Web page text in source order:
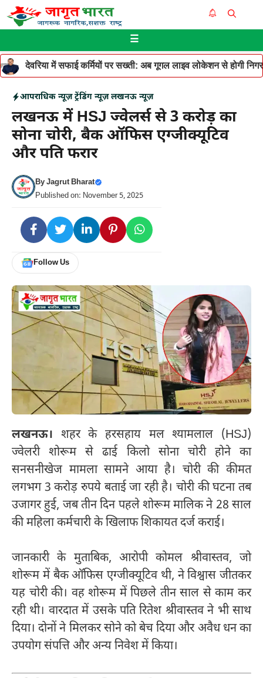
Skip
to
☰
देवरिया में सफाई कर्मियों पर सख्ती: अब गूगल लाइव लोकेशन से होगी
आपराधिक न्यूज़ ट्रेंडिंग न्यूज़ लखनऊ न्यूज़
लखनऊ में HSJ ज्वेलर्स से 3 करोड़ का
सोना चोरी, बैक ऑफिस एग्जीक्यूटिव
और पति फरार
ByJagrut Bharat
Published on: November 5, 2025
Follow Us
लखनऊ। शहर के हरसहाय मल श्यामलाल (HSJ)
ज्वेलरी शोरूम से ढाई किलो सोना चोरी होने का
सनसनीखेज मामला सामने आया है। चोरी की कीमत
लगभग 3 करोड़ रुपये बताई जा रही है। चोरी की घटना तब
उजागर हुई, जब तीन दिन पहले शोरूम मालिक ने 28 साल
की महिला कर्मचारी के खिलाफ शिकायत दर्ज कराई।
जानकारी के मुताबिक, आरोपी कोमल श्रीवास्तव, जो
शोरूम में बैक ऑफिस एग्जीक्यूटिव थी, ने विश्वास जीतकर
यह चोरी की। वह शोरूम में पिछले तीन साल से काम कर
रही थी। वारदात में उसके पति रितेश श्रीवास्तव ने भी साथ
दिया। दोनों ने मिलकर सोने को बेच दिया और अवैध धन का
उपयोग संपत्ति और अन्य निवेश में किया।